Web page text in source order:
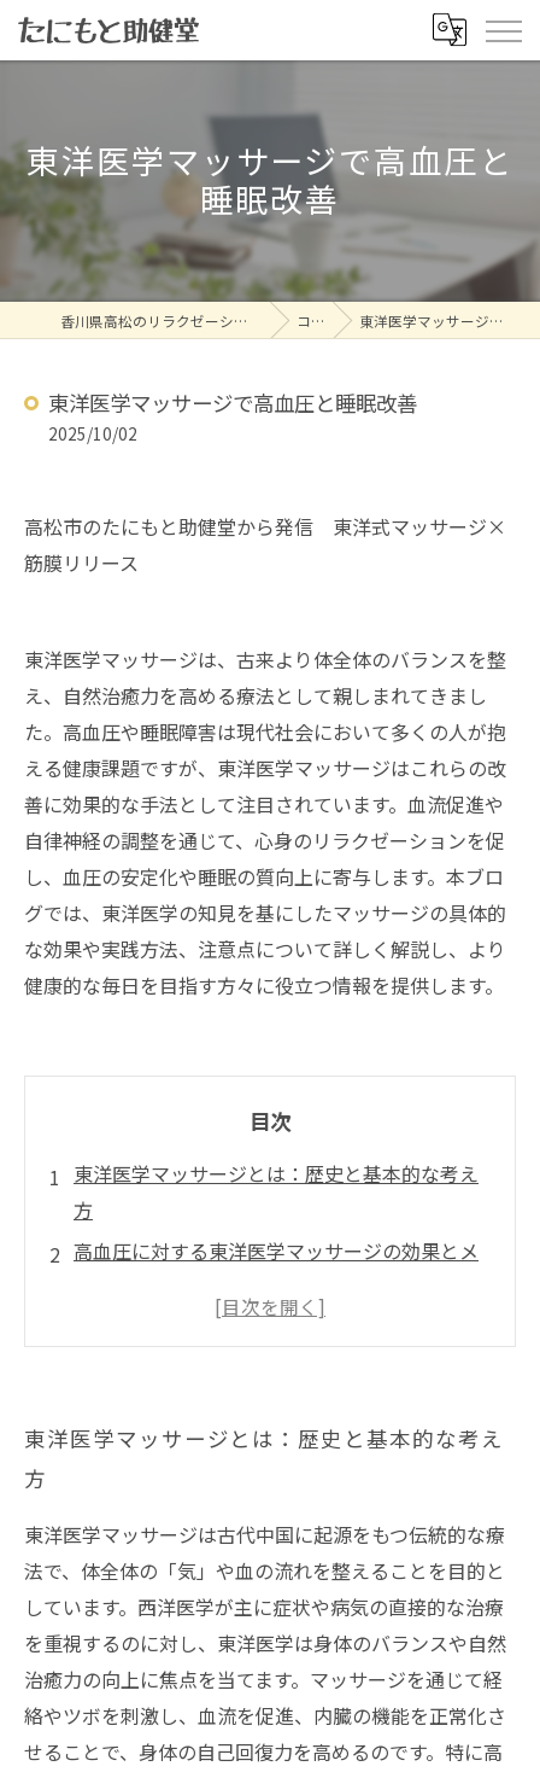
東洋医学マッサージで高血圧と
睡眠改善
香川県高松のリラクゼーションならたにもと助健堂 コラム 東洋医学マッサージで高血圧と睡眠改善
東洋医学マッサージで高血圧と睡眠改善
2025/10/02
高松市のたにもと助健堂から発信 東洋式マッサージ×
筋膜リリース
東洋医学マッサージは、古来より体全体のバランスを整
え、自然治癒力を高める療法として親しまれてきまし
た。高血圧や睡眠障害は現代社会において多くの人が抱
える健康課題ですが、東洋医学マッサージはこれらの改
善に効果的な手法として注目されています。血流促進や
自律神経の調整を通じて、心身のリラクゼーションを促
し、血圧の安定化や睡眠の質向上に寄与します。本ブロ
グでは、東洋医学の知見を基にしたマッサージの具体的
な効果や実践方法、注意点について詳しく解説し、より
健康的な毎日を目指す方々に役立つ情報を提供します。
目次
東洋医学マッサージとは：歴史と基本的な考え
方
高血圧に対する東洋医学マッサージの効果とメ
睡眠の質向上に向けた東洋医学マッサージの役
東洋医学マッサージを活用した健康的な生活へ
東洋医学マッサージとは：歴史と基本的な考え
方
東洋医学マッサージは古代中国に起源をもつ伝統的な療
法で、体全体の「気」や血の流れを整えることを目的と
しています。西洋医学が主に症状や病気の直接的な治療
を重視するのに対し、東洋医学は身体のバランスや自然
治癒力の向上に焦点を当てます。マッサージを通じて経
絡やツボを刺激し、血流を促進、内臓の機能を正常化さ
せることで、身体の自己回復力を高めるのです。特に高